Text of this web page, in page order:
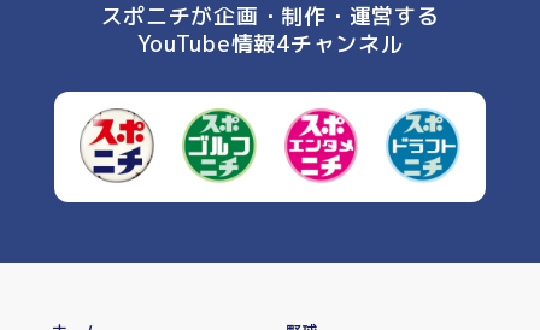
スポニチが企画・制作・運営する
YouTube情報4チャンネル